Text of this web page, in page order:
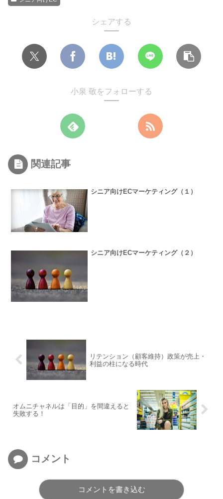
シェアする
小泉 敬をフォローする
関連記事
シニア向けECマーケティング（１）
シニア向けECマーケティング（２）
リテンション（顧客維持）政策が売上・
利益の柱になる時代
オムニチャネルは「目的」を間違えると
失敗する！
コメント
コメントを書き込む